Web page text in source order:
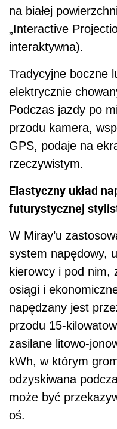
na białej
„Interactive
interaktywna).
Tradycyjne boczne
elektrycznie
Podczas jazdy po
przodu kamera,
GPS, podaje na
rzeczywistym.
Elastyczny układ
futurystycznej
W Miray’u
system napędowy,
kierowcy i pod nim,
osiągi i
napędzany jest
przodu 15-
zasilane litowo-
kWh, w którym
odzyskiwana
może być
oś.